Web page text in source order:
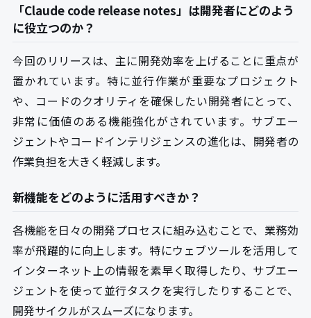
「Claude code release notes」は開発者にどのよう
に役立つのか？
今回のリリースは、主に開発効率を上げることに重点が
置かれています。特に並行作業が重要なプロジェクト
や、コードのクオリティを確保したい開発者にとって、
非常に価値のある機能強化がされています。サブエー
ジェントやコードインテリジェンスの進化は、開発者の
作業負担を大きく軽減します。
新機能をどのように活用すべきか？
各機能を日々の開発プロセスに組み込むことで、業務効
率が飛躍的に向上します。特にウェブツールを活用して
インターネット上の情報を素早く取得したり、サブエー
ジェントを使って並行タスクを実行したりすることで、
開発サイクルがスムーズになります。